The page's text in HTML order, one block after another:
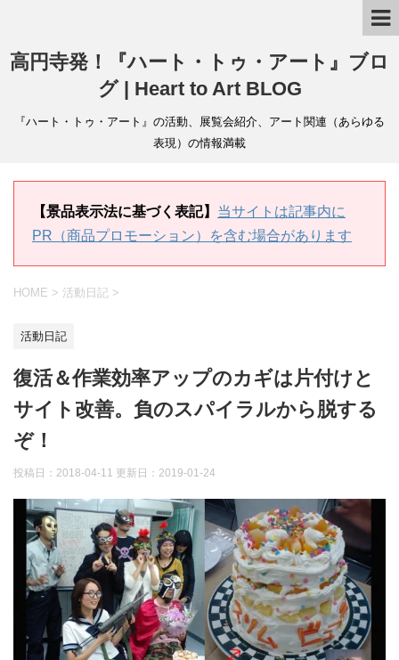
高円寺発！『ハート・トゥ・アート』ブロ
グ | Heart to Art BLOG
『ハート・トゥ・アート』の活動、展覧会紹介、アート関連（あらゆる
表現）の情報満載
【景品表示法に基づく表記】 当サイトは記事内に
PR（商品プロモーション）を含む場合があります
HOME > 活動日記 >
活動日記
復活＆作業効率アップのカギは片付けと
サイト改善。負のスパイラルから脱する
ぞ！
投稿日：2018-04-11 更新日： 2019-01-24